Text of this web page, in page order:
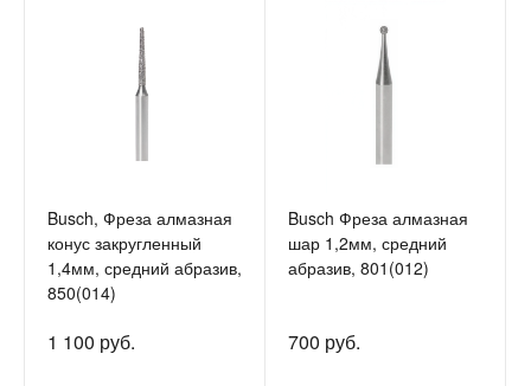
Busch, Фреза алмазная
конус закругленный
1,4мм, средний абразив,
850(014)
1 100 руб.
Busch Фреза алмазная
шар 1,2мм, средний
абразив, 801(012)
700 руб.